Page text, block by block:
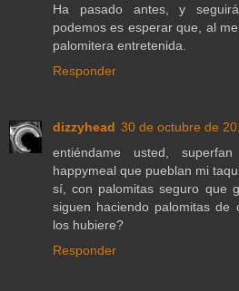
Ha pasado antes, y
podemos es esperar que, al
palomitera entretenida.
Responder
dizzyhead 30 de octubre de
entiéndame usted,
happymeal que pueblan mi
sí, con palomitas seguro que
siguen haciendo palomitas de
los hubiere?
Responder